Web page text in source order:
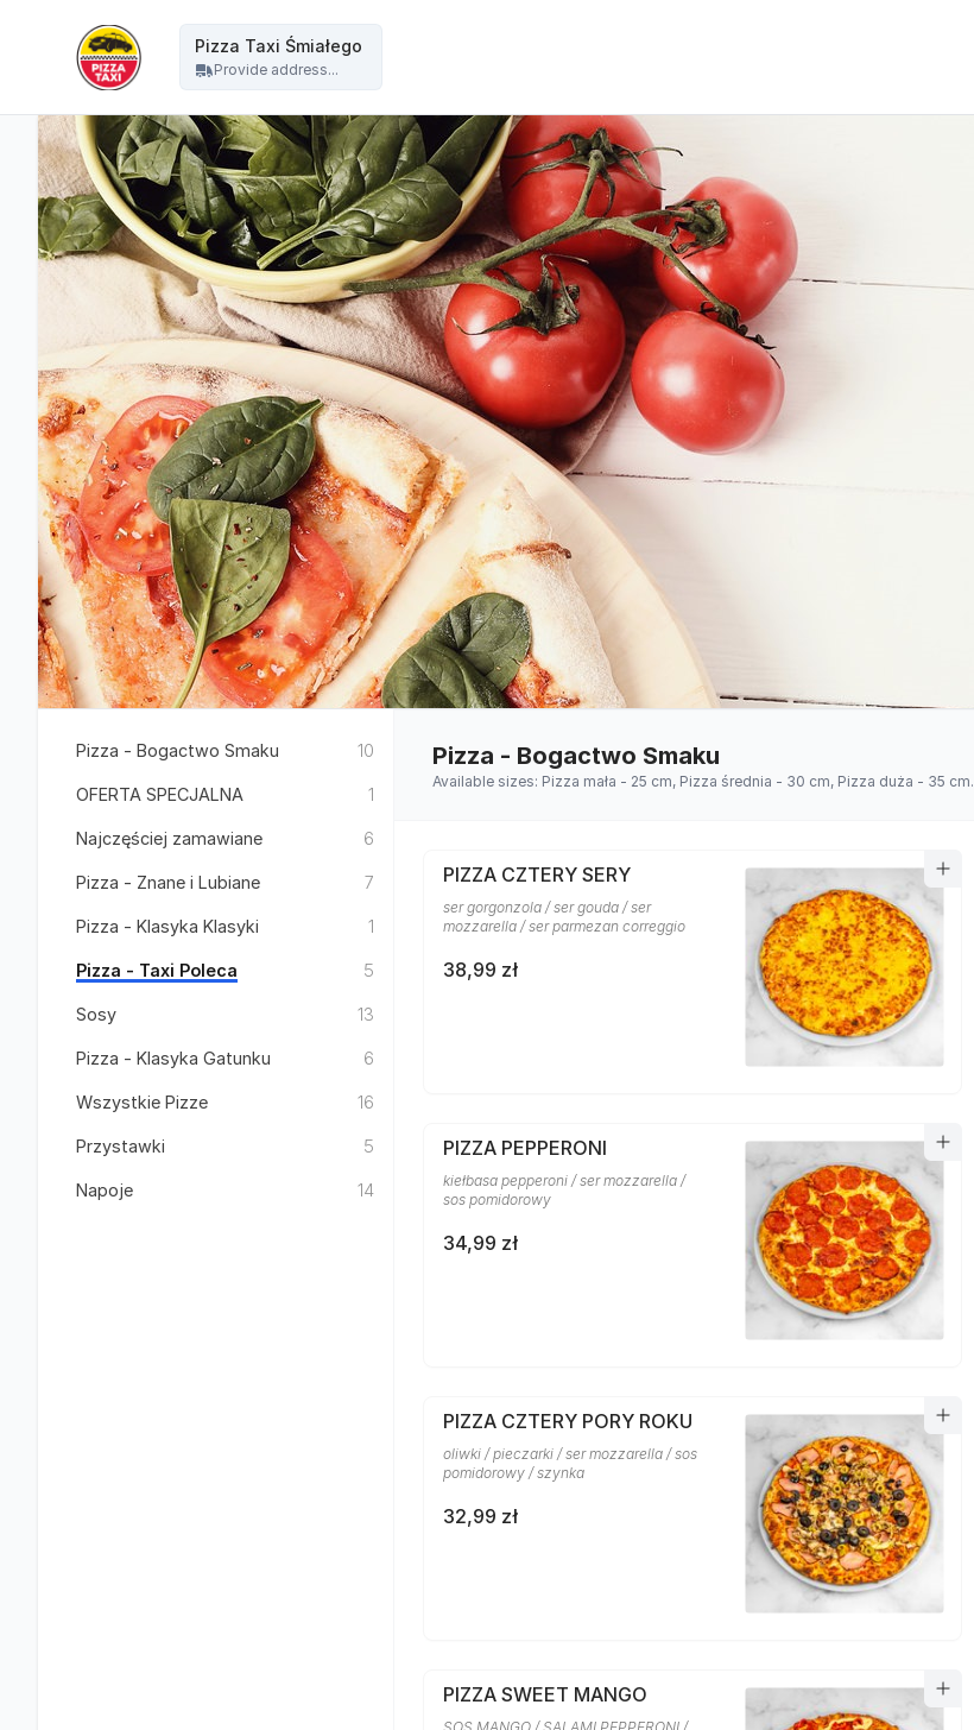
Pizza Taxi Śmiałego
Provide address...
Pizza - Bogactwo Smaku 10
OFERTA SPECJALNA 1
Najczęściej zamawiane 6
Pizza - Znane i Lubiane 7
Pizza - Klasyka Klasyki 1
Pizza - Taxi Poleca 5
Sosy 13
Pizza - Klasyka Gatunku 6
Wszystkie Pizze 16
Przystawki 5
Napoje 14
Pizza - Bogactwo Smaku
Available sizes: Pizza mała - 25 cm, Pizza średnia - 30 cm, Pizza duża - 35 cm.
PIZZA CZTERY SERY
ser gorgonzola / ser gouda / ser
mozzarella / ser parmezan correggio
38,99 zł
PIZZA PEPPERONI
kiełbasa pepperoni / ser mozzarella /
sos pomidorowy
34,99 zł
PIZZA CZTERY PORY ROKU
oliwki / pieczarki / ser mozzarella / sos
pomidorowy / szynka
32,99 zł
PIZZA SWEET MANGO